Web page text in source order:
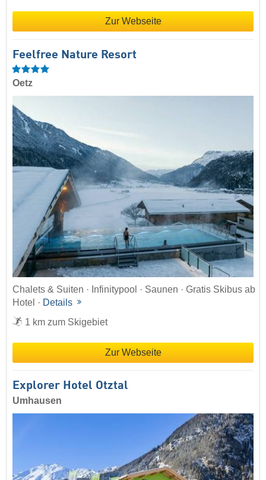
Zur Webseite
Feelfree Nature Resort
Oetz
Chalets & Suiten · Infinitypool · Saunen · Gratis Skibus ab
Hotel · Details
1 km zum Skigebiet
Zur Webseite
Explorer Hotel Ötztal
Umhausen